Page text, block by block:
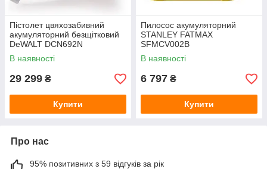
Пістолет цвяхозабивний
акумуляторний безщітковий
DeWALT DCN692N
В наявності
29 299 ₴
Купити
Пилосос акумуляторний
STANLEY FATMAX
SFMCV002B
В наявності
6 797 ₴
Купити
Про нас
95% позитивних з 59 відгуків за рік